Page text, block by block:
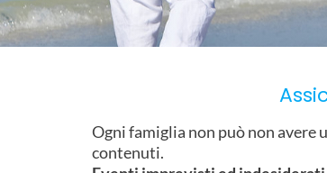
Ogni famiglia non può non avere
contenuti.